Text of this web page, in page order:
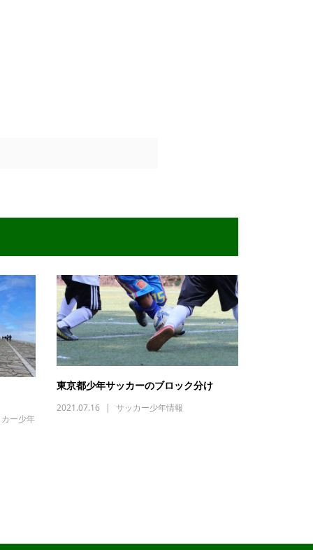
ー少年
東京都少年サッカーのブロック分け
2021.07.16 サッカー少年情報